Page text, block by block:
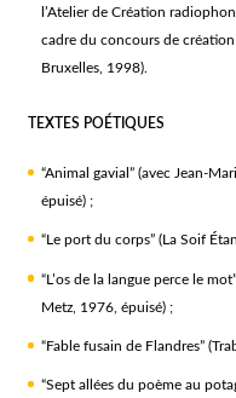
l’Atelier de Création
cadre du concours de création
Bruxelles, 1998).
TEXTES POÉTIQUES
“Animal gavial” (avec Jean-
épuisé) ;
“Le port du corps” (La Soif
“L’os de la langue perce le
Metz, 1976, épuisé) ;
“Fable fusain de Flandres”
“Sept allées du poème au